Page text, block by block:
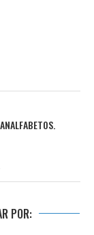
POR: